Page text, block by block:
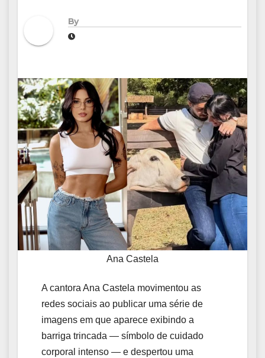
By
Ana Castela
A cantora Ana Castela movimentou as
redes sociais ao publicar uma série de
imagens em que aparece exibindo a
barriga trincada — símbolo de cuidado
corporal intenso — e despertou uma